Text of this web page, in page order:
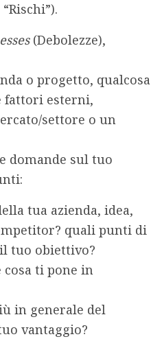
“Rischi”).
(Debolezze),
o progetto, qualcosa
fattori esterni,
settore o un
domande sul tuo
:
tua azienda, idea,
quali punti di
tuo obiettivo?
ti pone in
in generale del
vantaggio?